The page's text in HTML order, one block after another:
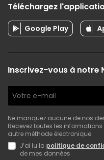
Téléchargez
Google Play
Inscrivez-vous à notre
Ne manquez aucune de nos
Recevez toutes les
autre méthode électronique
J’ai lu la politique de
de mes données